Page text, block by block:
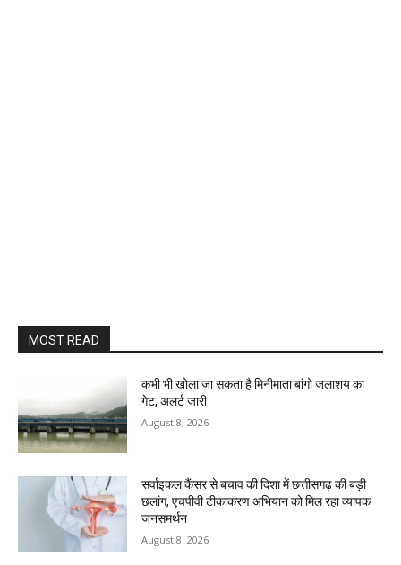
MOST READ
कभी भी खोला जा सकता है मिनीमाता बांगो जलाशय का
गेट, अलर्ट जारी
August 8, 2026
सर्वाइकल कैंसर से बचाव की दिशा में छत्तीसगढ़ की बड़ी
छलांग, एचपीवी टीकाकरण अभियान को मिल रहा व्यापक
जनसमर्थन
August 8, 2026